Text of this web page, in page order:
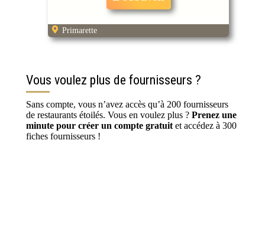
Primarette
Vous voulez plus de fournisseurs ?
Sans compte, vous n’avez accès qu’à 200 fournisseurs
de restaurants étoilés. Vous en voulez plus ? Prenez une
minute pour créer un compte gratuit et accédez à 300
fiches fournisseurs !